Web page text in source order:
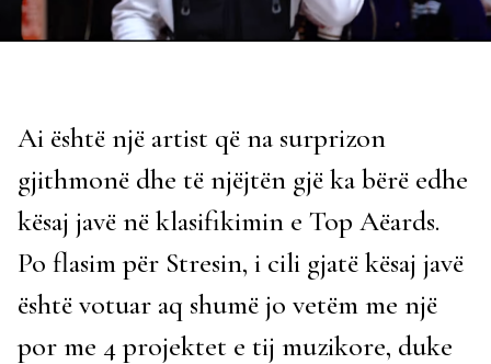
Ai është një artist që na surprizon
gjithmonë dhe të njëjtën gjë ka bërë edhe
kësaj javë në klasifikimin e Top Aëards.
Po flasim për Stresin, i cili gjatë kësaj javë
është votuar aq shumë jo vetëm me një
por me 4 projektet e tij muzikore, duke